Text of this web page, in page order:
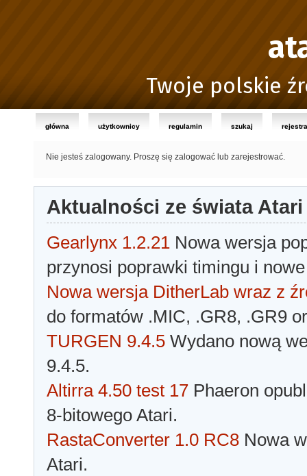
Twoje polskie
główna użytkownicy regulamin szukaj
Nie jesteś zalogowany. Proszę się zalogować lub zarejestrować.
Aktualności ze świata Atari
Gearlynx 1.2.21 Nowa wersja
przynosi poprawki timingu i
Nowa wersja DitherLab wraz z
do formatów .MIC, .GR8, .GR9
TURGEN 9.4.5 Wydano nową
9.4.5.
Altirra 4.50 test 17 Phaeron
8-bitowego Atari.
RastaConverter 1.0 RC8 Nowa
Atari.